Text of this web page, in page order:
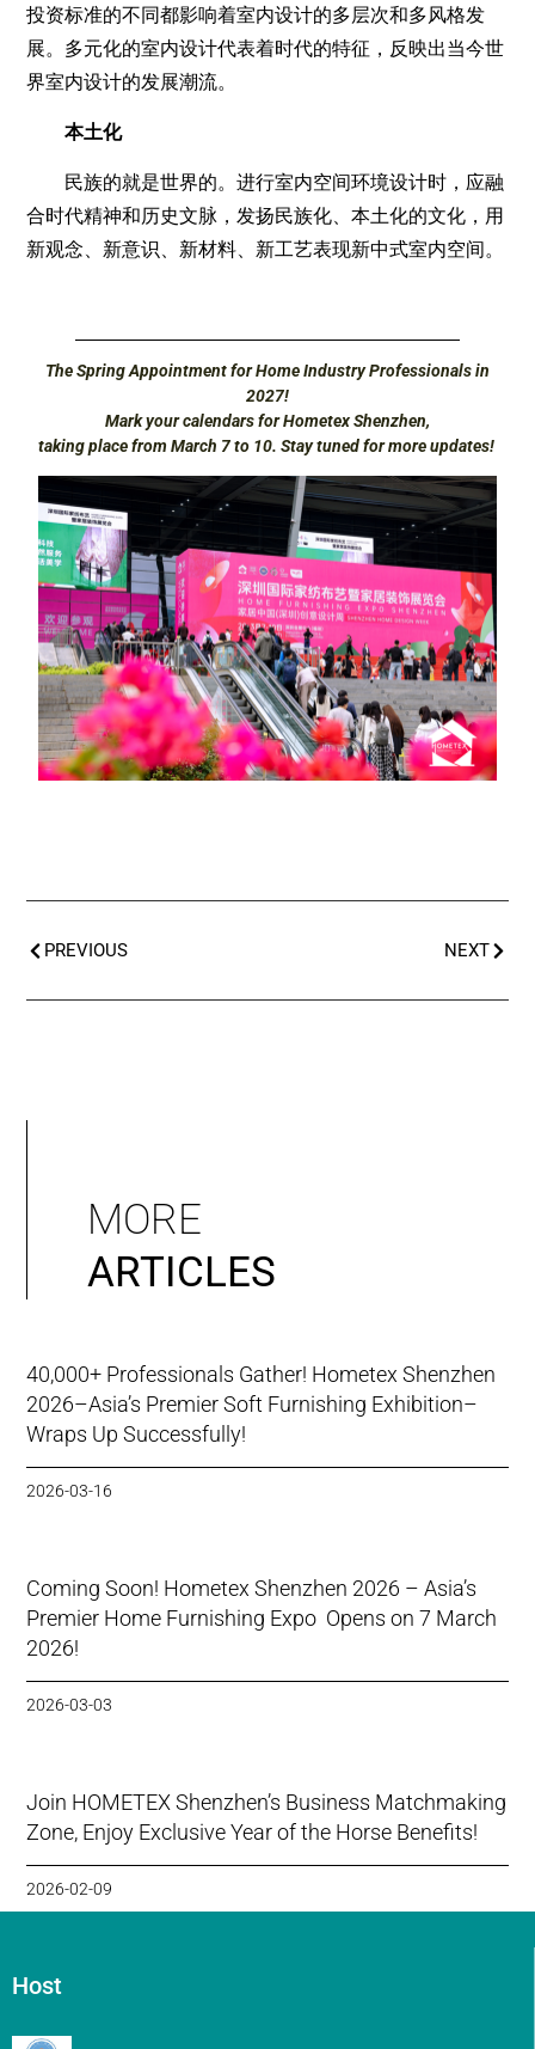
投资标准的不同都影响着室内设计的多层次和多风格发
展。多元化的室内设计代表着时代的特征，反映出当今世
界室内设计的发展潮流。
本土化
民族的就是世界的。进行室内空间环境设计时，应融
合时代精神和历史文脉，发扬民族化、本土化的文化，用
新观念、新意识、新材料、新工艺表现新中式室内空间。
The Spring Appointment for Home Industry Professionals in
2027!
Mark your calendars for Hometex Shenzhen,
taking place from March 7 to 10. Stay tuned for more updates!
PREVIOUS NEXT
MORE
ARTICLES
40,000+ Professionals Gather! Hometex Shenzhen
2026–Asia’s Premier Soft Furnishing Exhibition–
Wraps Up Successfully!
2026-03-16
Coming Soon! Hometex Shenzhen 2026 – Asia’s
Premier Home Furnishing Expo Opens on 7 March
2026!
2026-03-03
Join HOMETEX Shenzhen’s Business Matchmaking
Zone, Enjoy Exclusive Year of the Horse Benefits!
2026-02-09
Host